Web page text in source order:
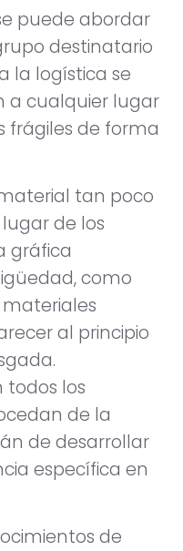
puede abordar
destinatario
la logística se
a cualquier lugar
de forma
tan poco
de los
gráfica
como
al principio
los
de la
de desarrollar
específica en
de